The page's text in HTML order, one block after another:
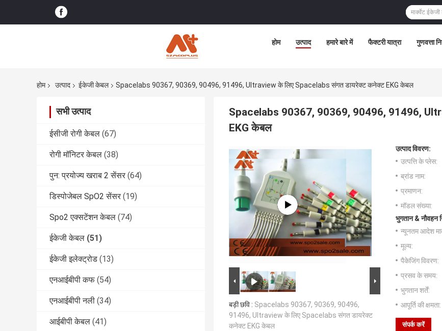
होम उत्पाद हमारे बारे में फैक्टरी यात्रा गुणवत्ता
होम उत्पाद ईकेजी केबल Spacelabs 90367, 90369, 90496, 91496, Ultraview के लिए Spacelabs संगत डायरेक्ट कनेक्ट EKG केबल
सभी उत्पाद
ईसीजी रोगी केबल (67)
रोगी मॉनिटर केबल (38)
पुन: प्रयोज्य खराब 2 सेंसर (64)
डिस्पोजेबल SpO2 सेंसर (19)
Spo2 एक्सटेंशन केबल (74)
ईकेजी केबल (51)
ईकेजी इलेक्ट्रोड (13)
एनआईबीपी कफ (54)
एनआईबीपी नली (34)
आईबीपी केबल (41)
Spacelabs 90367, 90369, 90496, 91496,
EKG केबल
बड़ी छवि : Spacelabs 90367, 90369, 90496,
91496, Ultraview के लिए Spacelabs संगत डायरेक्ट
कनेक्ट EKG केबल
उत्पाद विवरण:
उत्पत्ति के प्लेस:
ब्रांड नाम:
प्रमाणन:
मॉडल संख्या:
भुगतान & नौवहन
न्यूनतम आदेश
मूल्य:
पैकेजिंग विवरण:
प्रसव के समय:
भुगतान शर्तें:
आपूर्ति की क्षमता:
संपर्क करें